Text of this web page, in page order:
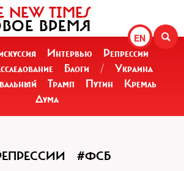
EN
NEW TIMES
ВРЕМЯ
Интервью
Репрессии
Блоги /
Украина
Трамп Путин
Кремль
Дума
#ФСБ